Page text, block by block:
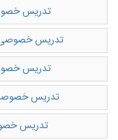
تدریس
تدریس خصوصی
تدریس
تدریس خصوصی
تدریس